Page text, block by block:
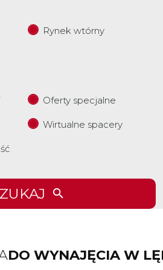
Rynek wtórny
Oferty specjalne
Wirtualne spacery
DO WYNAJĘCIA W